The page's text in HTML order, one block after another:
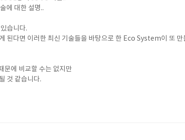
에 대한 설명..
습니다.
된다면 이러한 최신 기술들을 바탕으로 한 Eco System이 또
문에 비교할 수는 없지만
것 같습니다.